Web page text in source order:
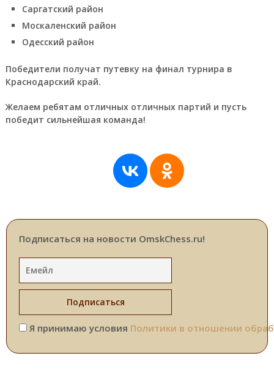
Саргатский район
Москаленский район
Одесский район
Победители получат путевку на финал турнира в
Краснодарский край.
Желаем ребятам отличных отличных партий и пусть
победит сильнейшая команда!
Подписаться на новости OmskChess.ru!
Я принимаю условия Политики в отношении